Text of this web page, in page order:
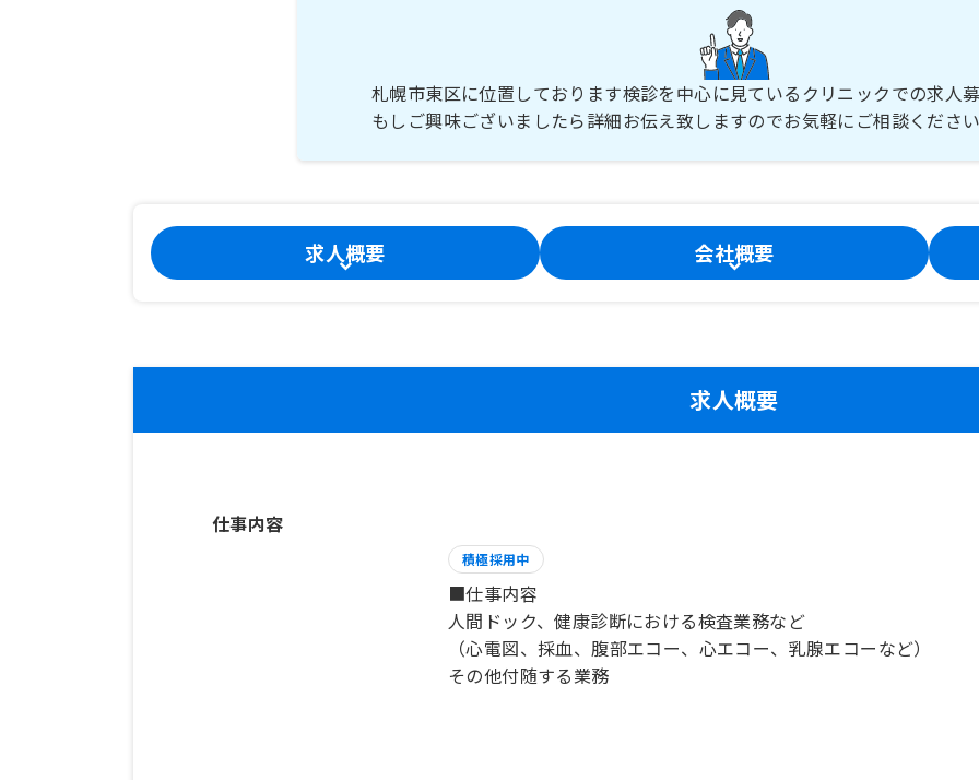
札幌市東区に位置しております検診を中心に見ているクリニックでの求人
もしご興味ございましたら詳細お伝え致しますのでお気軽にご相談くださ
求人概要 会社概要
求人概要
仕事内容
積極採用中
■仕事内容
人間ドック、健康診断における検査業務など
（心電図、採血、腹部エコー、心エコー、乳腺エコーなど）